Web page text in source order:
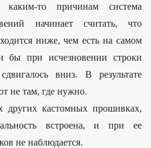
то причинам система
начинает считать, что
ниже, чем есть на самом
бы при исчезновении строки
вниз. В результате
не там, где нужно.
кастомных прошивках,
встроена, и при ее
не наблюдается.